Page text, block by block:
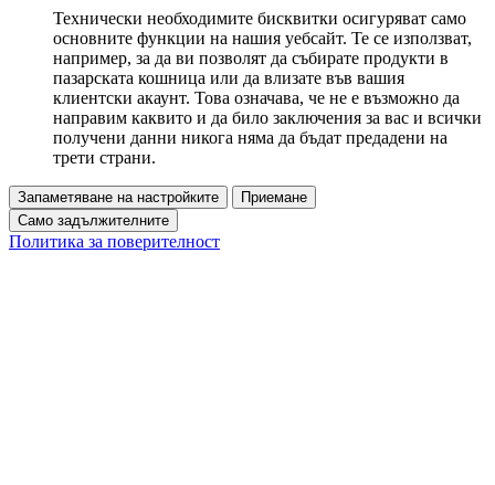
Технически необходимите бисквитки осигуряват само
основните функции на нашия уебсайт. Те се използват,
например, за да ви позволят да събирате продукти в
пазарската кошница или да влизате във вашия
клиентски акаунт. Това означава, че не е възможно да
направим каквито и да било заключения за вас и всички
получени данни никога няма да бъдат предадени на
трети страни.
Запаметяване на настройките
Приемане
Само задължителните
Политика за поверителност